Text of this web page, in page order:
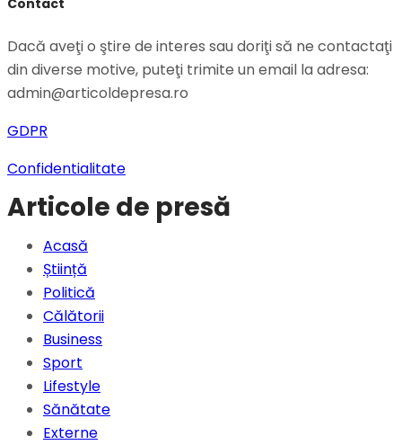
Contact
Dacă aveţi o ştire de interes sau doriţi să ne contactaţi
din diverse motive, puteţi trimite un email la adresa:
admin@articoldepresa.ro
GDPR
Confidentialitate
Articole de presă
Acasă
Știință
Politică
Călătorii
Business
Sport
Lifestyle
Sănătate
Externe